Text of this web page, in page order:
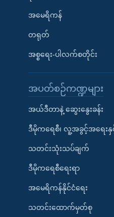
အမေရိကန်
တရုတ်
အစ္စရေး-ပါလက်စတိုင်း
အပတ်စဉ်ကဏ္ဍများ
အယ်ဒီတာနဲ့ ဆွေးနွေးခန်း
ဒီမိုကရေစီ၊ လူ့အခွင့်အရေးနှ
သတင်းသုံးသပ်ချက်
ဒီမိုကရေစီရေးရာ
အမေရိကန်နိုင်ငံရေး
သတင်းထောက်မှတ်စု